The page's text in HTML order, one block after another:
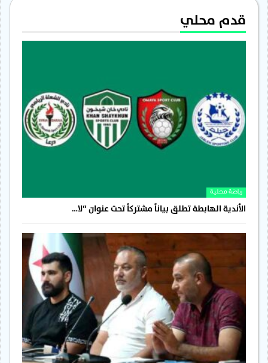
قدم محلي
رياضة محلية
الأندية الهابطة تطلق بياناً مشتركاً تحت عنوان “لا…